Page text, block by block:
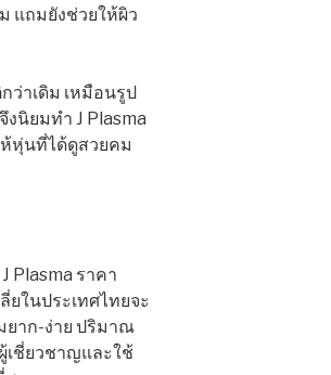
แถมยังช่วยให้ผิว
ว่าเดิม เหมือนรูป
งนิยมทำ J Plasma
หุ่นที่ได้ดูสวยคม
Plasma ราคา
ในประเทศไทยจะ
ยาก-ง่าย ปริมาณ
ชี่ยวชาญและใช้